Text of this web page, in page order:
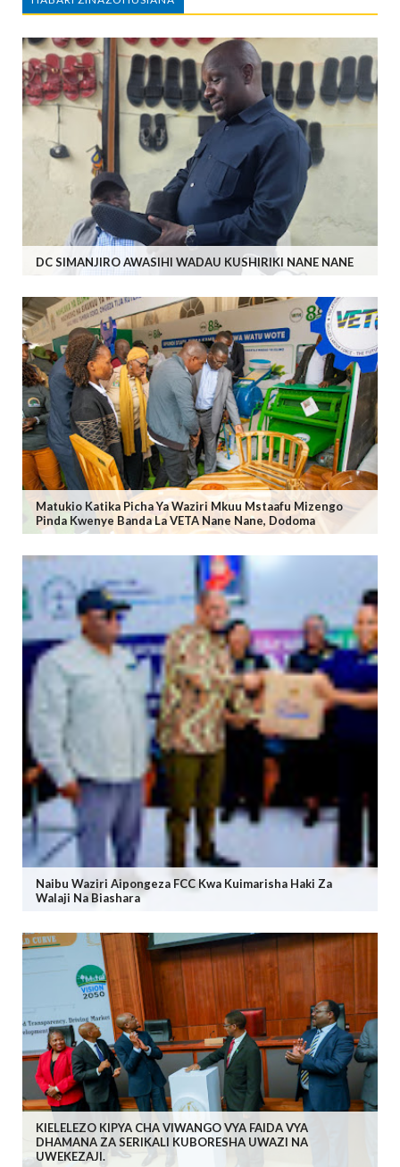
DC SIMANJIRO AWASIHI WADAU KUSHIRIKI NANE NANE
Matukio Katika Picha Ya Waziri Mkuu Mstaafu Mizengo
Pinda Kwenye Banda La VETA Nane Nane, Dodoma
Naibu Waziri Aipongeza FCC Kwa Kuimarisha Haki Za
Walaji Na Biashara
KIELELEZO KIPYA CHA VIWANGO VYA FAIDA VYA
DHAMANA ZA SERIKALI KUBORESHA UWAZI NA
UWEKEZAJI.